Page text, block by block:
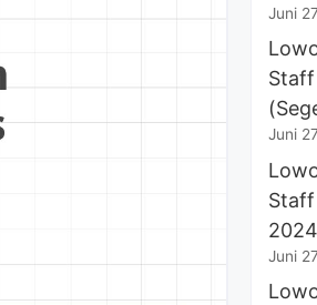
Juni
Staff
Juni
Staff
Juni